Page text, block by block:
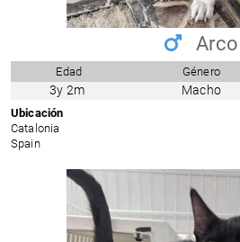
Arco
Edad Género
3y 2m Macho
Ubicación
Catalonia
Spain